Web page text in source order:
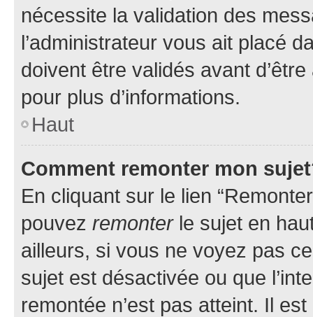
nécessite la validation des
l’administrateur vous ait placé
doivent être validés avant
pour plus d’informations.
Haut
Comment remonter mon
En cliquant sur le lien
pouvez remonterle sujet en
ailleurs, si vous ne voyez pas
sujet est désactivée ou que
remontée n’est pas atteint. Il